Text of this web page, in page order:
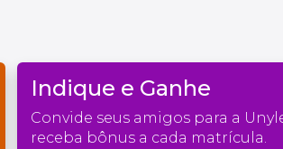
Indique e Ganhe
Convide seus amigos para a
receba bônus a cada matrícula.